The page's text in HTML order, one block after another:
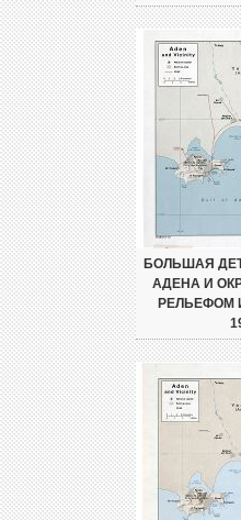
БОЛЬШАЯ
АДЕНА И
РЕЛЬЕФОМ